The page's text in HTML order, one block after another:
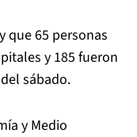
que 65 personas
y 185 fueron
sábado.
y Medio